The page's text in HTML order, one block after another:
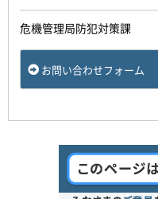
危機管理局防犯対策課
お問い合わせフォーム